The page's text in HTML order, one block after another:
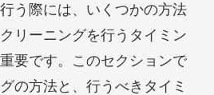
う際には、いくつかの方法
リーニングを行うタイミン
要です。このセクションで
の方法と、行うべきタイミ